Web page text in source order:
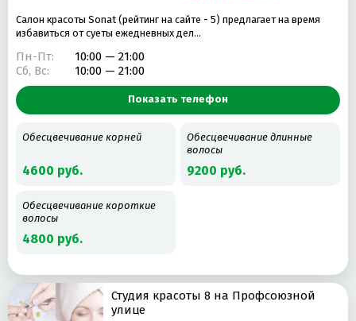
Салон красоты Sonat (рейтинг на сайте - 5) предлагает на время
избавиться от суеты ежедневных дел…
Пн-Пт:
10:00 — 21:00
Сб, Вс:
10:00 — 21:00
Показать телефон
Обесцвечивание корней
4600 руб.
Обесцвечивание длинные
волосы
9200 руб.
Обесцвечивание короткие
волосы
4800 руб.
Студия красоты 8 на Профсоюзной
улице